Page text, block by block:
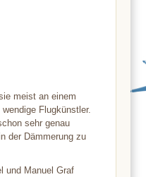
meist an einem
Flugkünstler.
sehr genau
der Dämmerung zu
und Manuel Graf